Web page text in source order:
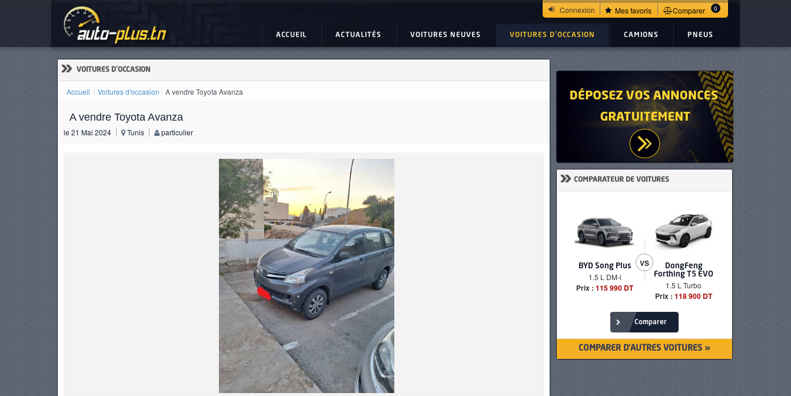
Connexion Mes favoris Comparer 0
ACCUEIL ACTUALITÉS VOITURES NEUVES VOITURES D'OCCASION CAMIONS PNEUS
» VOITURES D'OCCASION
Accueil Voitures d'occasion A vendre Toyota Avanza
A vendre Toyota Avanza
le 21 Mai 2024 Tunis particulier
» COMPARATEUR DE VOITURES
BYD Song Plus
1.5 L DM-i
Prix : 115 990 DT
VS
DongFeng
Forthing T5 EVO
1.5 L Turbo
Prix : 118 900 DT
Comparer
COMPARER D'AUTRES VOITURES »
ACTUALITÉS